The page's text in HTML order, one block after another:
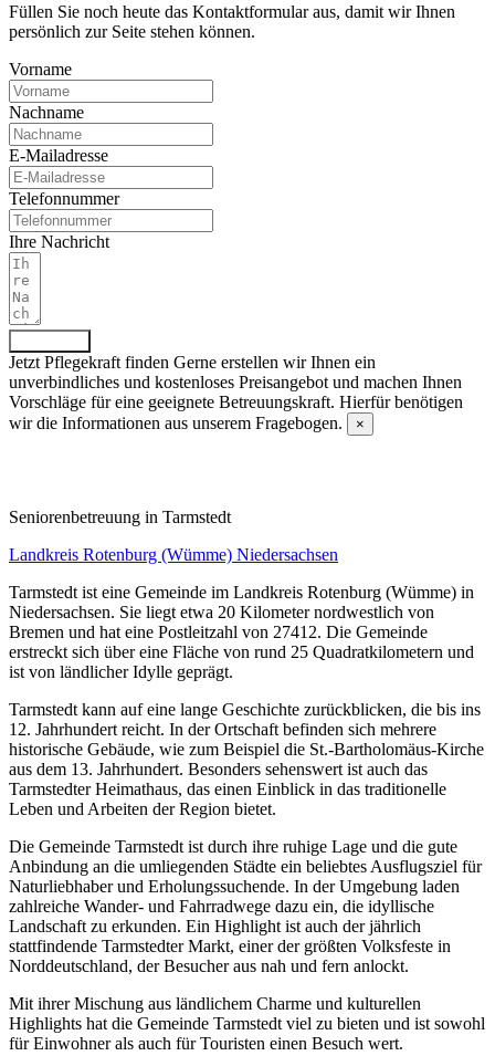
Füllen Sie noch heute das Kontaktformular aus, damit wir Ihnen
persönlich zur Seite stehen können.
Vorname
Nachname
E-Mailadresse
Telefonnummer
Ihre Nachricht
Jetzt Pflegekraft finden Gerne erstellen wir Ihnen ein
unverbindliches und kostenloses Preisangebot und machen Ihnen
Vorschläge für eine geeignete Betreuungskraft. Hierfür benötigen
wir die Informationen aus unserem Fragebogen.
×
Senioren­betreuung in Tarmstedt
Landkreis Rotenburg (Wümme) Niedersachsen
Tarmstedt ist eine Gemeinde im Landkreis Rotenburg (Wümme) in
Niedersachsen. Sie liegt etwa 20 Kilometer nordwestlich von
Bremen und hat eine Postleitzahl von 27412. Die Gemeinde
erstreckt sich über eine Fläche von rund 25 Quadratkilometern und
ist von ländlicher Idylle geprägt.
Tarmstedt kann auf eine lange Geschichte zurückblicken, die bis ins
12. Jahrhundert reicht. In der Ortschaft befinden sich mehrere
historische Gebäude, wie zum Beispiel die St.-Bartholomäus-Kirche
aus dem 13. Jahrhundert. Besonders sehenswert ist auch das
Tarmstedter Heimathaus, das einen Einblick in das traditionelle
Leben und Arbeiten der Region bietet.
Die Gemeinde Tarmstedt ist durch ihre ruhige Lage und die gute
Anbindung an die umliegenden Städte ein beliebtes Ausflugsziel für
Naturliebhaber und Erholungssuchende. In der Umgebung laden
zahlreiche Wander- und Fahrradwege dazu ein, die idyllische
Landschaft zu erkunden. Ein Highlight ist auch der jährlich
stattfindende Tarmstedter Markt, einer der größten Volksfeste in
Norddeutschland, der Besucher aus nah und fern anlockt.
Mit ihrer Mischung aus ländlichem Charme und kulturellen
Highlights hat die Gemeinde Tarmstedt viel zu bieten und ist sowohl
für Einwohner als auch für Touristen einen Besuch wert.